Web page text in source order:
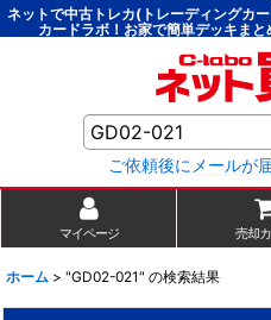
ネットで中古トレカ(トレーディングカ
カードラボ！お家で簡単デッキま
ご依頼後にメールが
マイページ 売却
ホーム > "GD02-021" の検索結果